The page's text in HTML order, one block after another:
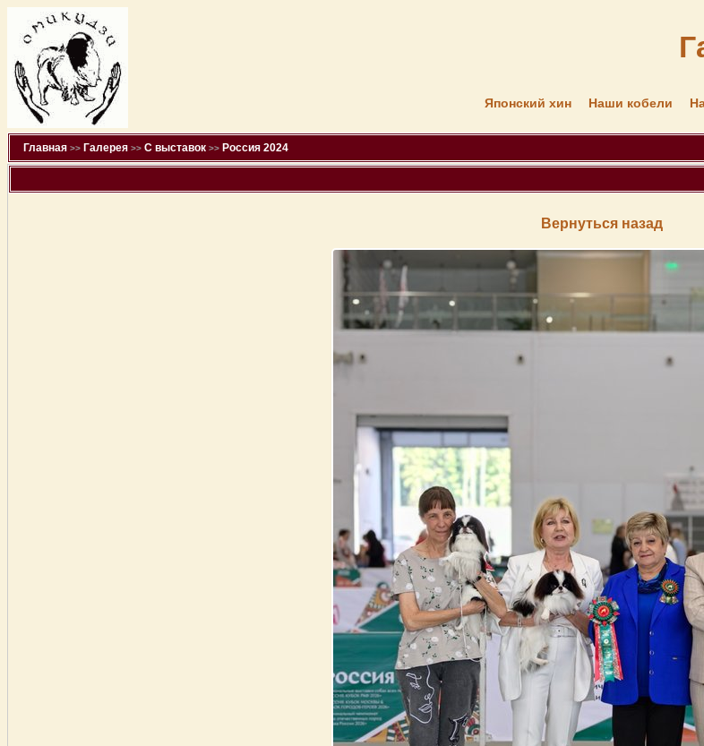
Японский хин Наши кобели
Главная >> Галерея >> С выставок >> Россия 2024
Вернуться назад